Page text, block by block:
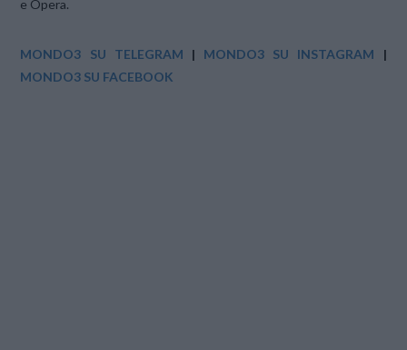
e Opera.
MONDO3 SU TELEGRAM | MONDO3 SU INSTAGRAM |
MONDO3 SU FACEBOOK